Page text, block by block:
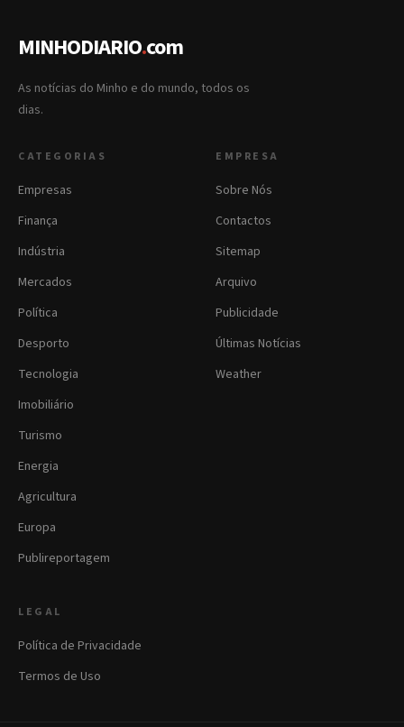
MINHODIARIO.com
As notícias do Minho e do mundo, todos os
dias.
CATEGORIAS
Empresas
Finança
Indústria
Mercados
Política
Desporto
Tecnologia
Imobiliário
Turismo
Energia
Agricultura
Europa
Publireportagem
EMPRESA
Sobre Nós
Contactos
Sitemap
Arquivo
Publicidade
Últimas Notícias
Weather
LEGAL
Política de Privacidade
Termos de Uso